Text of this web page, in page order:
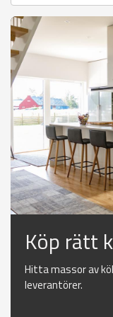
Köp rätt
Hitta massor av
leverantörer.